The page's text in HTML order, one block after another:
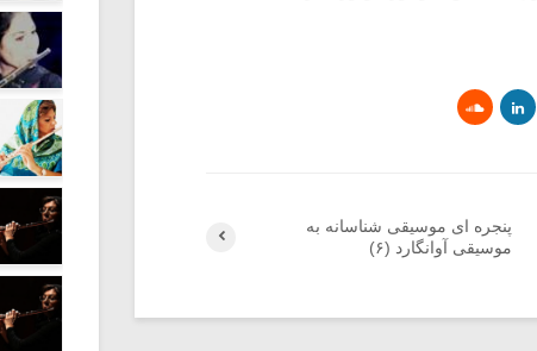
پنجره ای موسیقی شناسانه به
موسیقی آوانگارد (۶)